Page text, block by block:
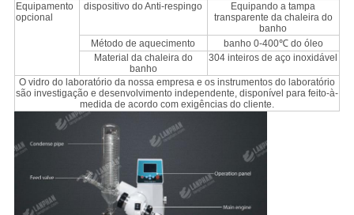
Equipamento
opcional
dispositivo do Anti-respingo
Equipando a tampa
transparente da chaleira do
banho
Método de aquecimento
banho 0-400℃ do óleo
Material da chaleira do
banho
304 inteiros de aço inoxidável
O vidro do laboratório da nossa empresa e os instrumentos do laboratório
são investigação e desenvolvimento independente, disponível para feito-à-
medida de acordo com exigências do cliente.